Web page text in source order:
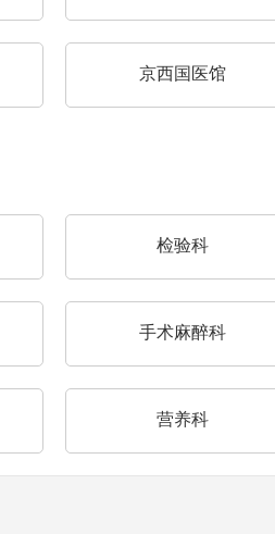
京西国医馆
检验科
手术麻醉科
营养科